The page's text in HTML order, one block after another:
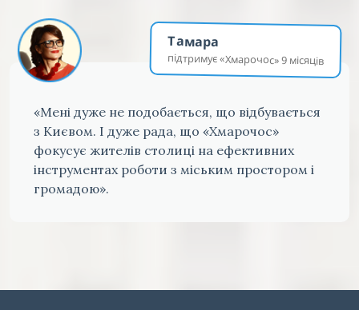
Тамара
підтримує «Хмарочос» 9 місяців
«Мені дуже не подобається, що відбувається
з Києвом. І дуже рада, що «Хмарочос»
фокусує жителів столиці на ефективних
інструментах роботи з міським простором і
громадою».